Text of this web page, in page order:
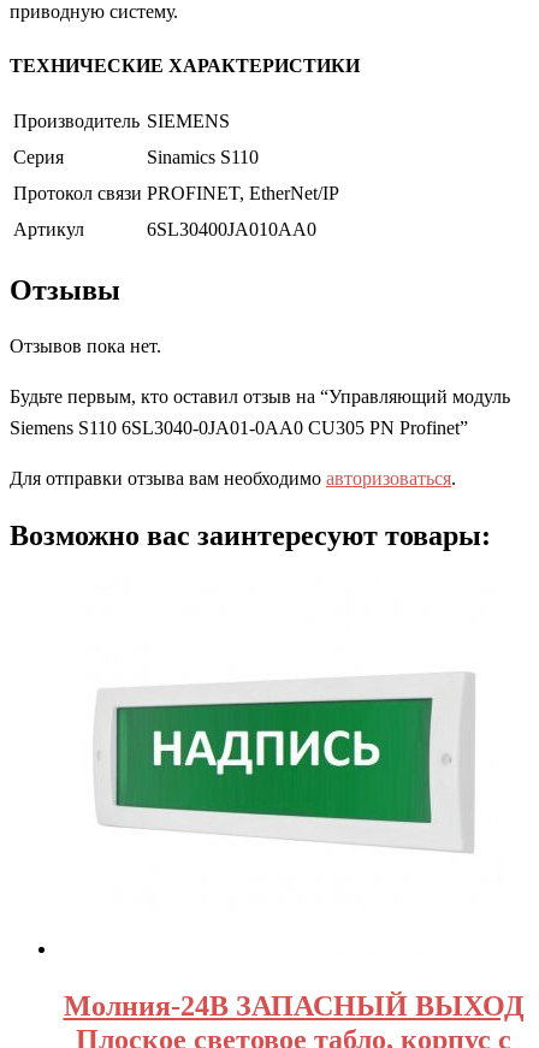
приводную систему.
ТЕХНИЧЕСКИЕ ХАРАКТЕРИСТИКИ
Производитель SIEMENS
Серия
Sinamics S110
Протокол связи PROFINET, EtherNet/IP
Артикул
6SL30400JA010AA0
Отзывы
Отзывов пока нет.
Будьте первым, кто оставил отзыв на “Управляющий модуль
Siemens S110 6SL3040-0JA01-0AA0 CU305 PN Profinet”
Для отправки отзыва вам необходимо авторизоваться.
Возможно вас заинтересуют товары:
Молния-24В ЗАПАСНЫЙ ВЫХОД
Плоское световое табло, корпус с